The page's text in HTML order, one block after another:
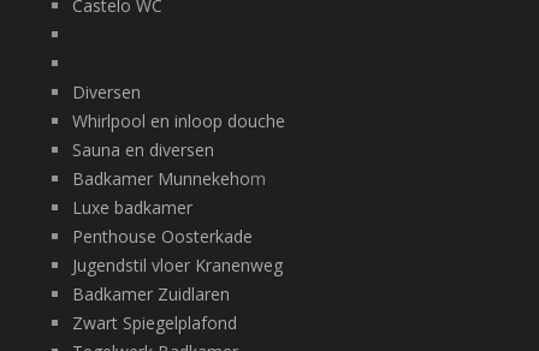
Castelo WC
Diversen
Whirlpool en inloop douche
Sauna en diversen
Badkamer Munnekehom
Luxe badkamer
Penthouse Oosterkade
Jugendstil vloer Kranenweg
Badkamer Zuidlaren
Zwart Spiegelplafond